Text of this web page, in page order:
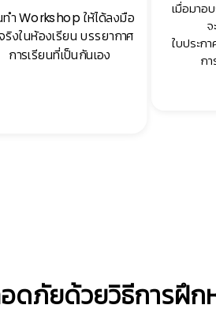
ทำ Workshop ให้ได้ลงมือ
ริงในห้องเรียน บรรยากาศ
การเรียนที่เป็นกันเอง
เมื่อมาอ
จ
ใบประก
ก
ภัยด้วยวิธีการฝึก